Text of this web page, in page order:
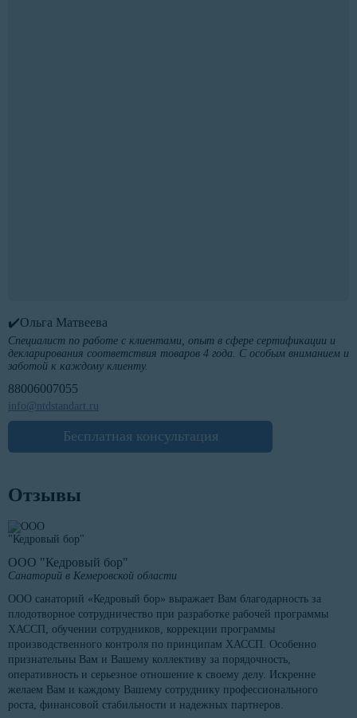
✔️Ольга Матвеева
Специалист по работе с клиентами, опыт в сфере сертификации и
декларирования соответствия товаров 4 года. С особым вниманием и
заботой к каждому клиенту.
88006007055
info@ntdstandart.ru
Бесплатная консультация
Отзывы
ООО "Кедровый бор"
Санаторий в Кемеровской области
ООО санаторий «Кедровый бор» выражает Вам благодарность за
плодотворное сотрудничество при разработке рабочей программы
ХАССП, обучении сотрудников, коррекции программы
производственного контроля по принципам ХАССП. Особенно
признательны Вам и Вашему коллективу за порядочность,
оперативность и серьезное отношение к своему делу. Искренне
желаем Вам и каждому Вашему сотруднику профессионального
роста, финансовой стабильности и надежных партнеров.